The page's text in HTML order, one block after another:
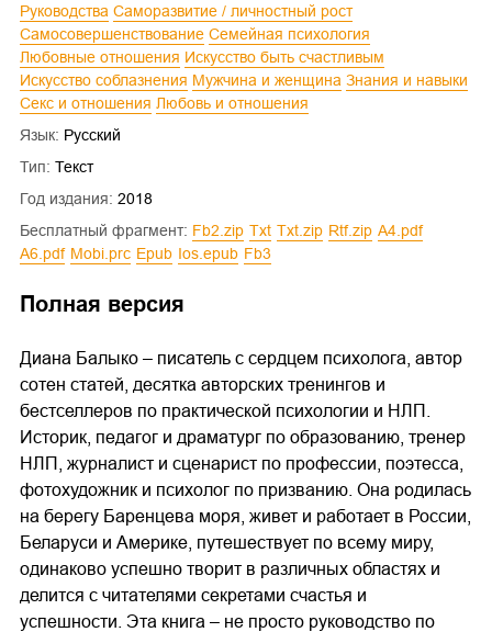
Руководства
Саморазвитие / личностный рост
Самосовершенствование
Семейная психология
Любовные отношения
Искусство быть счастливым
Искусство соблазнения
Мужчина и женщина
Знания и навыки
Секс и отношения
Любовь и отношения
Язык: Русский
Тип: Текст
Год издания: 2018
Бесплатный фрагмент:
fb2.zip txt txt.zip rtf.zip
a4.pdf
a6.pdf
mobi.prc epub ios.epub fb3
Полная версия
Диана Балыко – писатель с сердцем психолога, автор
сотен статей, десятка авторских тренингов и
бестселлеров по практической психологии и НЛП.
Историк, педагог и драматург по образованию, тренер
НЛП, журналист и сценарист по профессии, поэтесса,
фотохудожник и психолог по призванию. Она родилась
на берегу Баренцева моря, живет и работает в России,
Беларуси и Америке, путешествует по всему миру,
одинаково успешно творит в различных областях и
делится с читателями секретами счастья и
успешности. Эта книга – не просто руководство по